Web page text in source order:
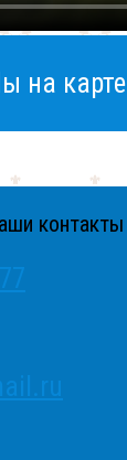
на карте
контакты